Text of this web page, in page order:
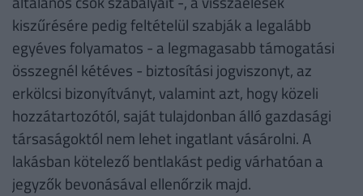
kiszűrésére pedig feltételül szabják a legalább
egyéves folyamatos - a legmagasabb támogatási
összegnél kétéves - biztosítási jogviszonyt, az
erkölcsi bizonyítványt, valamint azt, hogy közeli
hozzátartozótól, saját tulajdonban álló gazdasági
társaságoktól nem lehet ingatlant vásárolni. A
lakásban kötelező bentlakást pedig várhatóan a
jegyzők bevonásával ellenőrzik majd.